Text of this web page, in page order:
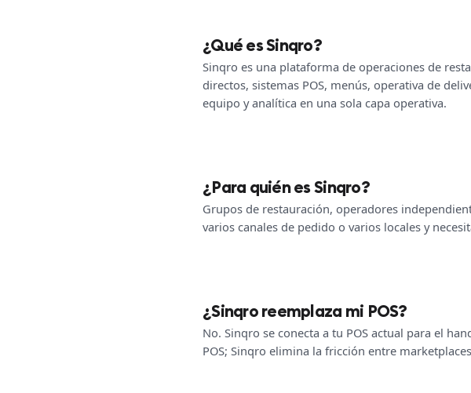
¿Qué es Sinqro?
Sinqro es una plataforma de operaciones de
directos, sistemas POS, menús, operativa de
equipo y analítica en una sola capa operativa.
¿Para quién es Sinqro?
Grupos de restauración, operadores
varios canales de pedido o varios locales y
¿Sinqro reemplaza mi POS?
No. Sinqro se conecta a tu POS actual para el
POS; Sinqro elimina la fricción entre